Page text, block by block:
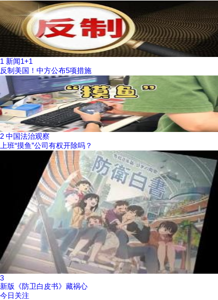
1 新闻1+1
反制美国！中方公布5项措施
2 中国法治观察
上班“摸鱼”公司有权开除吗？
3
新版《防卫白皮书》藏祸心
今日关注